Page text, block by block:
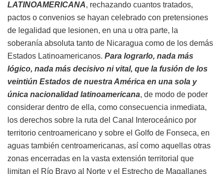
LATINOAMERICANA, rechazando cuantos tratados,
pactos o convenios se hayan celebrado con pretensiones
de legalidad que lesionen, en una u otra parte, la
soberanía absoluta tanto de Nicaragua como de los demás
Estados Latinoamericanos. Para lograrlo, nada más
lógico, nada más decisivo ni vital, que la fusión de los
veintiún Estados de nuestra América en una sola y
única nacionalidad latinoamericana, de modo de poder
considerar dentro de ella, como consecuencia inmediata,
los derechos sobre la ruta del Canal Interoceánico por
territorio centroamericano y sobre el Golfo de Fonseca, en
aguas también centroamericanas, así como aquellas otras
zonas encerradas en la vasta extensión territorial que
limitan el Río Bravo al Norte y el Estrecho de Magallanes